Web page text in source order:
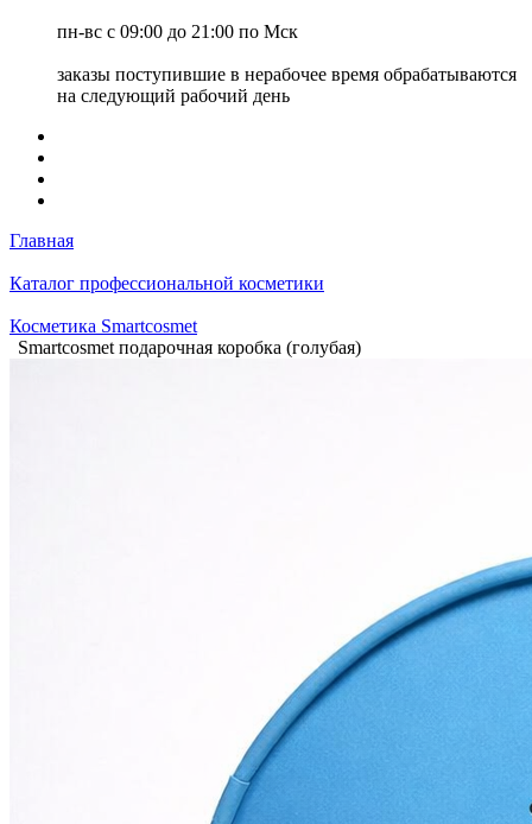
пн-вс с 09:00 до 21:00 по Мск
заказы поступившие в нерабочее время обрабатываются
на следующий рабочий день
Главная
Каталог профессиональной косметики
Косметика Smartcosmet
Smartcosmet подарочная коробка (голубая)